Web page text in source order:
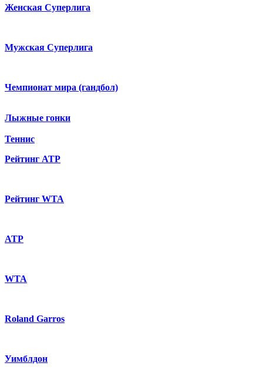
Женская Суперлига
Мужская Суперлига
Чемпионат мира (гандбол)
Лыжные гонки
Теннис
Рейтинг ATP
Рейтинг WTA
ATP
WTA
Roland Garros
Уимблдон